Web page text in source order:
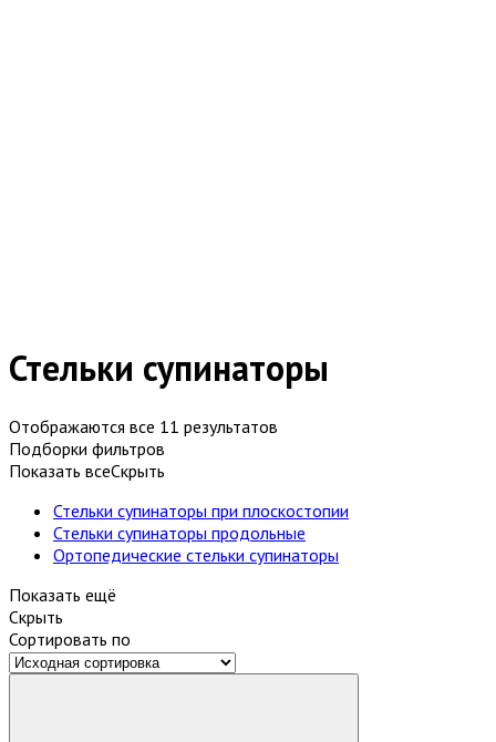
Стельки супинаторы
Отображаются все 11 результатов
Подборки фильтров
Показать всеСкрыть
Стельки супинаторы при плоскостопии
Стельки супинаторы продольные
Ортопедические стельки супинаторы
Показать ещё
Скрыть
Сортировать по